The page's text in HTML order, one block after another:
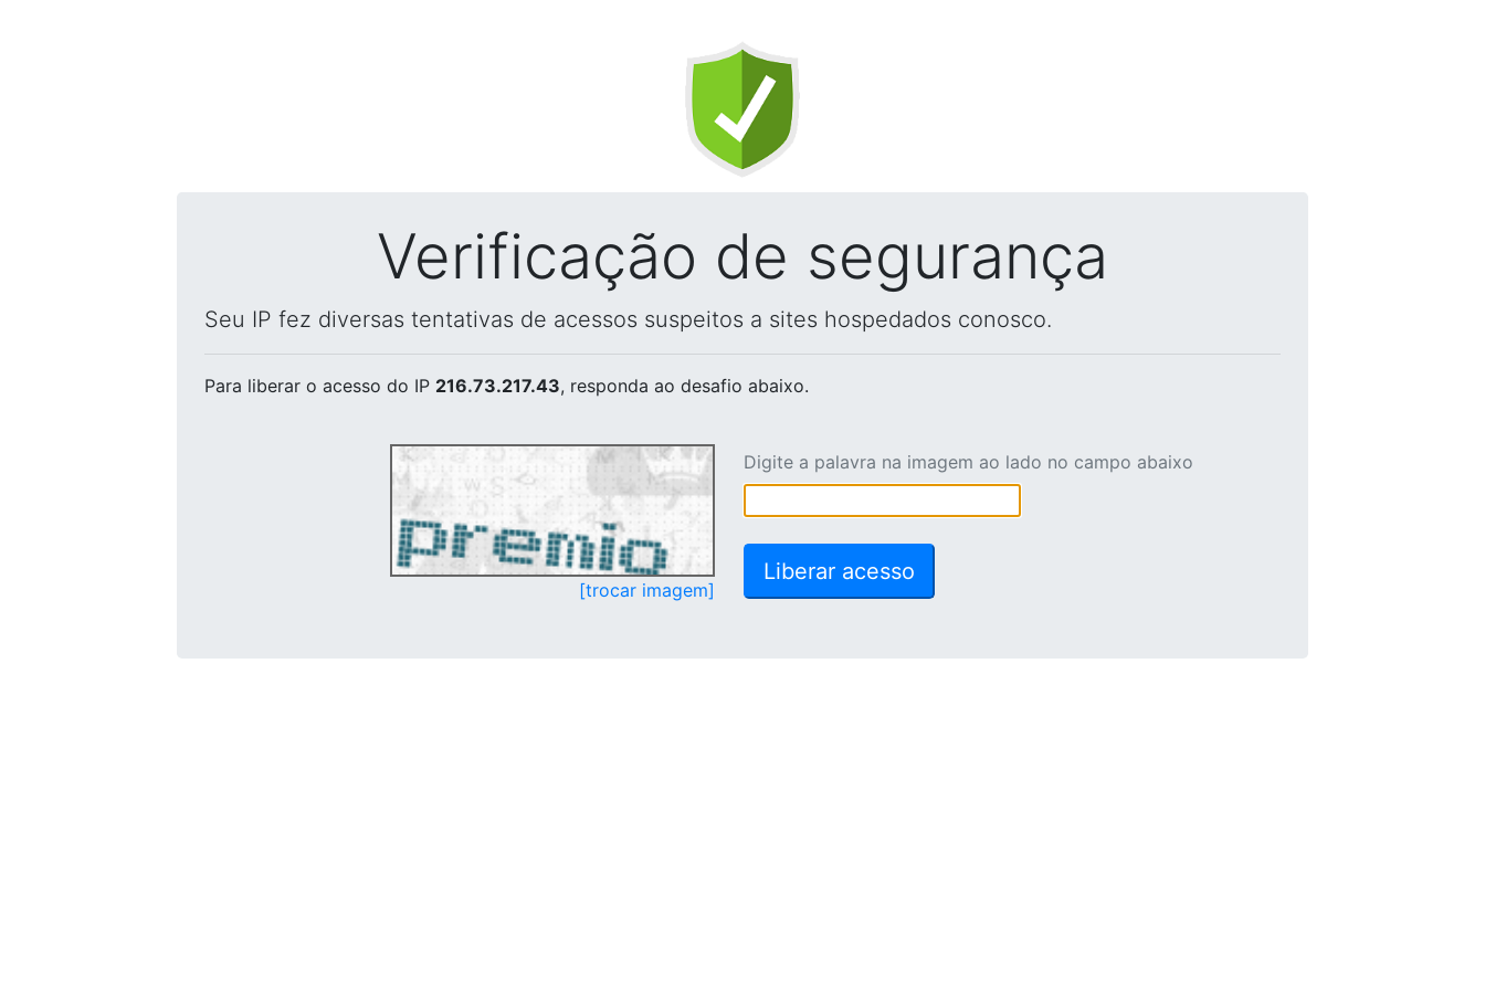
Verificação de segurança
Seu IP fez diversas tentativas de acessos suspeitos a sites hospedados conosco.
Para liberar o acesso do IP 216.73.217.43, responda ao desafio abaixo.
[trocar imagem]
Digite a palavra na imagem ao lado no campo abaixo